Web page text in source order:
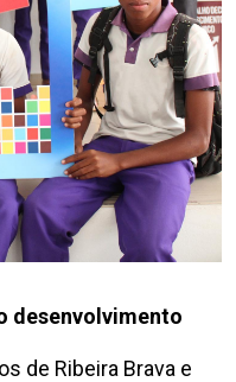
desenvolvimento
de Ribeira Brava e